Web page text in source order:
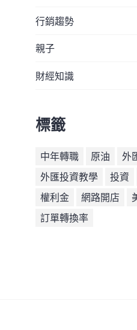
行銷趨勢
親子
財經知識
標籤
中年轉職 原油
外
外匯投資教學
投資
權利金
網路開店
訂單轉換率